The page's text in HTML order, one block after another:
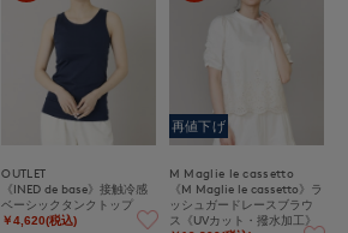
OUTLET
《INED de base》接触冷感
ベーシックタンクトップ
￥4,620(税込)
再値下げ
M Maglie le cassetto
《M Maglie le cassetto》ラ
ッシュガードレースブラウ
ス《UVカット・撥水加工》